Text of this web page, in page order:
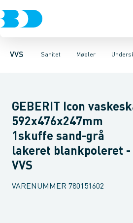
VVS Sanitet
Rør & fittingsPressfittings & rør
Møbler
Toiletter, sæder og cisterner Vaske
Møbelsæt & pakkerUnderskabe
GEBERIT Icon
592x476x247mm
1skuffe sand-grå
lakeret blankpoleret -
VVS
VARENUMMER 780151602